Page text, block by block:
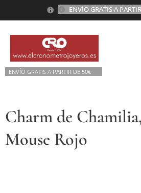
ENVÍO GRATIS A
ENVÍO GRATIS A PARTIR DE 50€💫
Charm de
Mouse Rojo